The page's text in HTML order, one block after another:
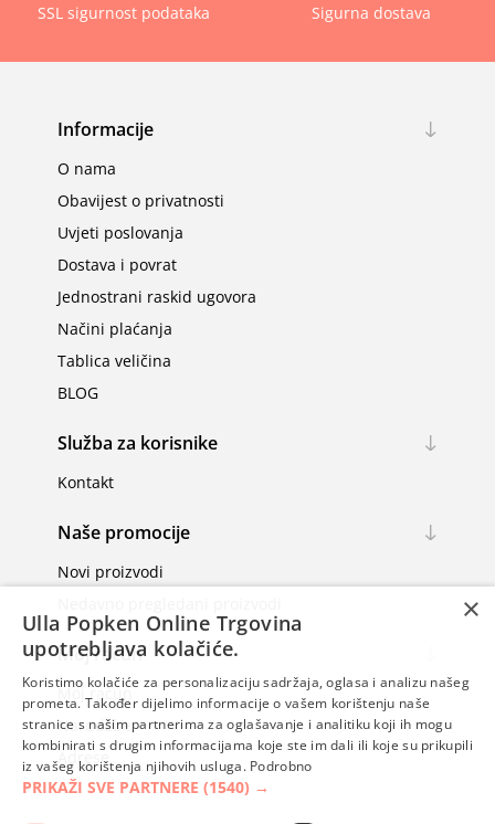
SSL sigurnost podataka Sigurna dostava
Informacije
O nama
Obavijest o privatnosti
Uvjeti poslovanja
Dostava i povrat
Jednostrani raskid ugovora
Načini plaćanja
Tablica veličina
BLOG
Služba za korisnike
Kontakt
Naše promocije
Novi proizvodi
Moj račun
Moj račun
Narudžbe
Adrese
×
Ulla Popken Online Trgovina
upotrebljava kolačiće.
Koristimo kolačiće za personalizaciju sadržaja, oglasa i analizu našeg
prometa. Također dijelimo informacije o vašem korištenju naše
stranice s našim partnerima za oglašavanje i analitiku koji ih mogu
kombinirati s drugim informacijama koje ste im dali ili koje su prikupili
iz vašeg korištenja njihovih usluga. Podrobno
PRIKAŽI SVE PARTNERE (1540) →